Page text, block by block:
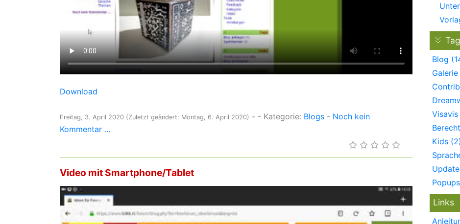
Download
Freitag, 3. April 2020 (Zuletzt geändert: Montag, 6. April 2020) - - Kategorie: Blogs - Noch kein
Kommentar ...
Video mit Smartphone/Tablet
Blog
Visavis
Kids (2)
Links